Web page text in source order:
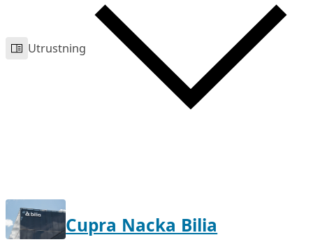
Utrustning
Cupra Nacka Bilia